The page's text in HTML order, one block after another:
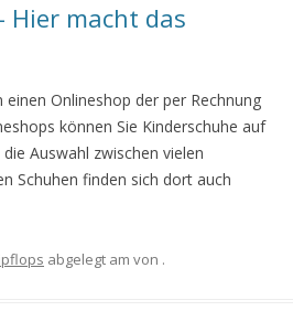
Hier macht das
Onlineshop der per Rechnung
können Sie Kinderschuhe auf
Auswahl zwischen vielen
Schuhen finden sich dort auch
abgelegt am von .